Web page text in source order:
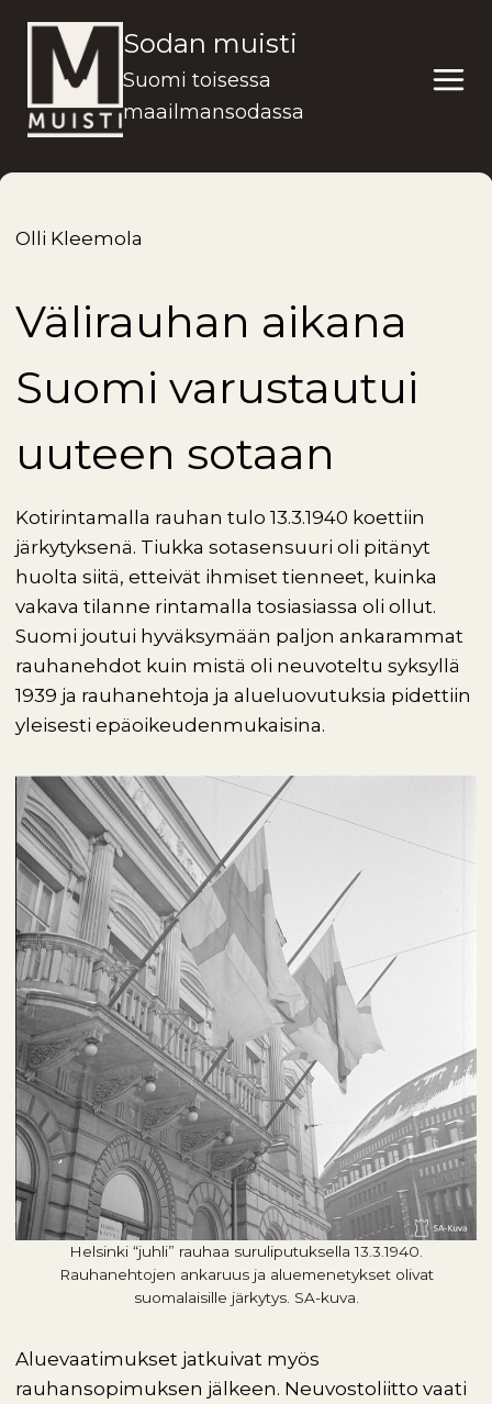
sisältöön
Sodan muisti
Suomi toisessa
maailmansodassa
Olli Kleemola
Välirauhan aikana
Suomi varustautui
uuteen sotaan
Kotirintamalla rauhan tulo 13.3.1940 koettiin
järkytyksenä. Tiukka sotasensuuri oli pitänyt
huolta siitä, etteivät ihmiset tienneet, kuinka
vakava tilanne rintamalla tosiasiassa oli ollut.
Suomi joutui hyväksymään paljon ankarammat
rauhanehdot kuin mistä oli neuvoteltu syksyllä
1939 ja rauhanehtoja ja alueluovutuksia pidettiin
yleisesti epäoikeudenmukaisina.
Helsinki “juhli” rauhaa suruliputuksella 13.3.1940.
Rauhanehtojen ankaruus ja aluemenetykset olivat
suomalaisille järkytys. SA-kuva.
Aluevaatimukset jatkuivat myös
rauhansopimuksen jälkeen. Neuvostoliitto vaati